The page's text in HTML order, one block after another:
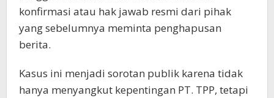
konfirmasi atau hak jawab resmi dari pihak
yang sebelumnya meminta penghapusan
berita.
Kasus ini menjadi sorotan publik karena tidak
hanya menyangkut kepentingan PT. TPP, tetapi